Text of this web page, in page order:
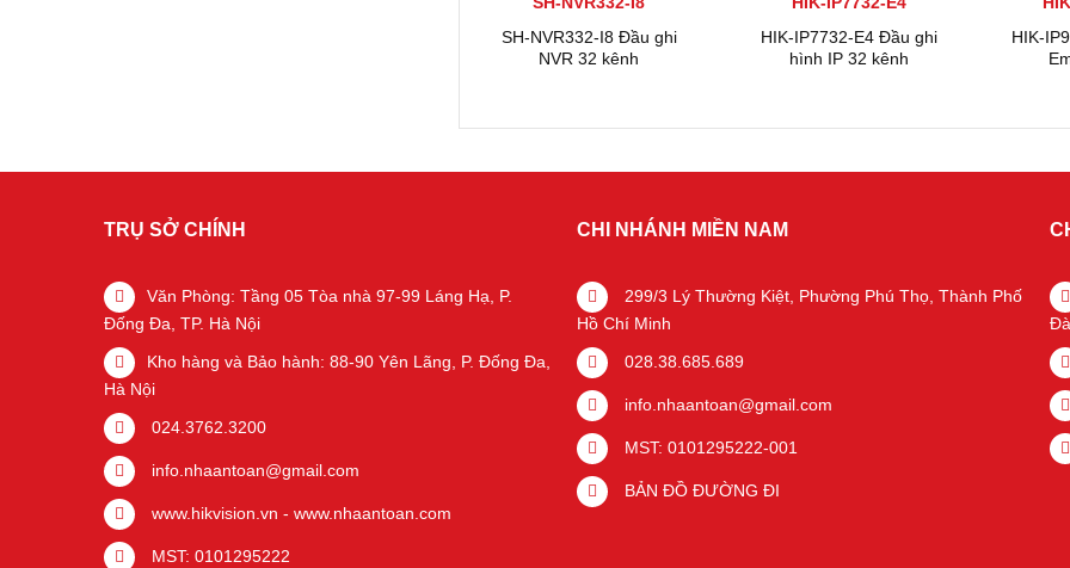
SH-NVR332-I8 Đầu ghi
NVR 32 kênh
HIK-IP7732-E4 Đầu ghi
hình IP 32 kênh
HIK-
TRỤ SỞ CHÍNH
Văn Phòng: Tầng 05 Tòa nhà 97-99 Láng Hạ, P.
Đống Đa, TP. Hà Nội
Kho hàng và Bảo hành: 88-90 Yên Lãng, P. Đống Đa,
Hà Nội
024.3762.3200
info.nhaantoan@gmail.com
www.hikvision.vn - www.nhaantoan.com
MST: 0101295222
CHI NHÁNH MIỀN NAM
299/3 Lý Thường Kiệt, Phường Phú Thọ, Thành Phố
Hồ Chí Minh
028.38.685.689
info.nhaantoan@gmail.com
MST: 0101295222-001
BẢN ĐỒ ĐƯỜNG ĐI